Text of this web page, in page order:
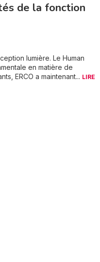
de la fonction
lumière. Le Human
en matière de
ERCO a maintenant... LIRE